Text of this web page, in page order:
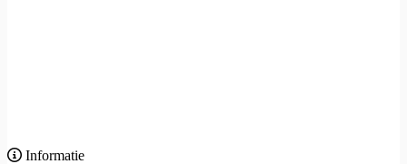
Informatie